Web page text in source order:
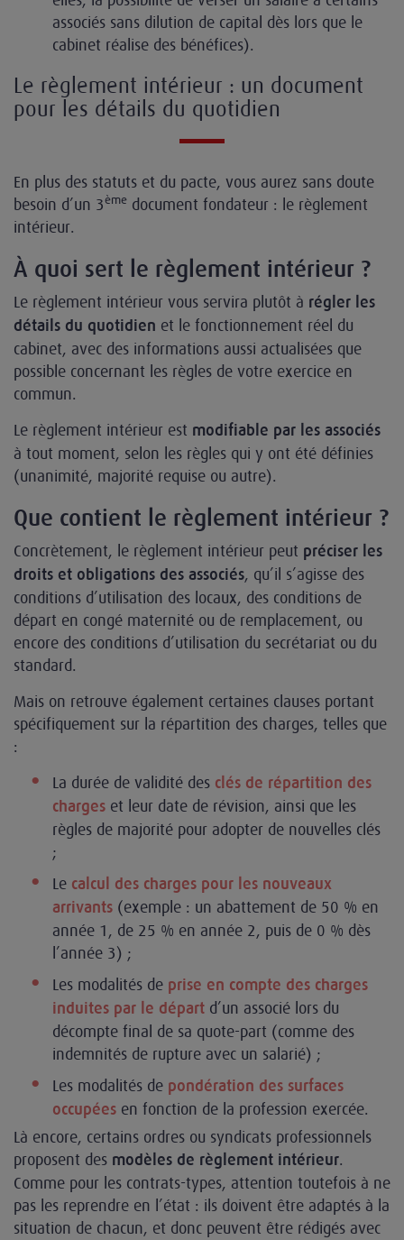
associés sans dilution de capital dès lors que le
cabinet réalise des bénéfices).
Le règlement intérieur : un document
pour les détails du quotidien
En plus des statuts et du pacte, vous aurez sans doute
besoin d’un 3ème document fondateur : le règlement
intérieur.
À quoi sert le règlement intérieur ?
Le règlement intérieur vous servira plutôt à régler les
détails du quotidien et le fonctionnement réel du
cabinet, avec des informations aussi actualisées que
possible concernant les règles de votre exercice en
commun.
Le règlement intérieur est modifiable par les associés
à tout moment, selon les règles qui y ont été définies
(unanimité, majorité requise ou autre).
Que contient le règlement intérieur ?
Concrètement, le règlement intérieur peut préciser les
droits et obligations des associés, qu’il s’agisse des
conditions d’utilisation des locaux, des conditions de
départ en congé maternité ou de remplacement, ou
encore des conditions d’utilisation du secrétariat ou du
standard.
Mais on retrouve également certaines clauses portant
spécifiquement sur la répartition des charges, telles que
:
La durée de validité des clés de répartition des
charges et leur date de révision, ainsi que les
règles de majorité pour adopter de nouvelles clés
;
Le calcul des charges pour les nouveaux
arrivants (exemple : un abattement de 50 % en
année 1, de 25 % en année 2, puis de 0 % dès
l’année 3) ;
Les modalités de prise en compte des charges
induites par le départ d’un associé lors du
décompte final de sa quote-part (comme des
indemnités de rupture avec un salarié) ;
Les modalités de pondération des surfaces
occupées en fonction de la profession exercée.
Là encore, certains ordres ou syndicats professionnels
proposent des modèles de règlement intérieur.
Comme pour les contrats-types, attention toutefois à ne
pas les reprendre en l’état : ils doivent être adaptés à la
situation de chacun, et donc peuvent être rédigés avec